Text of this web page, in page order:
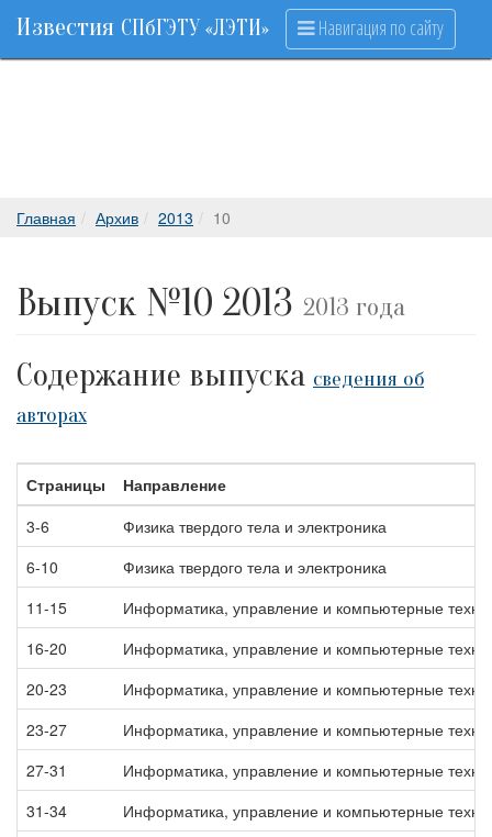
Известия СПбГЭТУ «ЛЭТИ» Навигация по сайту
Главная Архив 2013 10
Выпуск №10 2013 2013 года
Содержание выпуска сведения об
авторах
Страницы
Направление
3-6
Физика твердого тела и электроника
6-10
Физика твердого тела и электроника
11-15
Информатика, управление и компьютерные
16-20
Информатика, управление и компьютерные
20-23
Информатика, управление и компьютерные
23-27
Информатика, управление и компьютерные
27-31
Информатика, управление и компьютерные
31-34
Информатика, управление и компьютерные